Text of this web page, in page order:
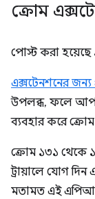
ক্রোম
পোস্ট করা হয়েছে
এক্সটেনশনের
উপলব্ধ, ফলে
ব্যবহার করে
ক্রোম ১৩১ থেকে
ট্রায়ালে যোগ
মতামত এই